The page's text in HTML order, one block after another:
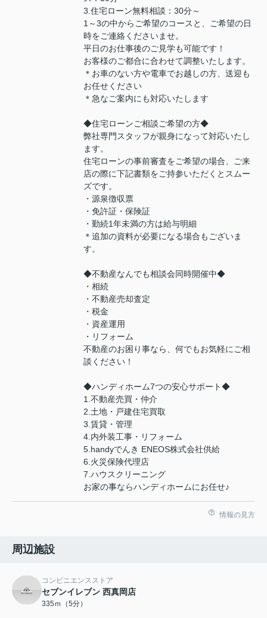
3.住宅ローン無料相談：30分～
1～3の中からご希望のコースと、ご希望の日
時をご連絡くださいませ。
平日のお仕事後のご見学も可能です！
お客様のご都合に合わせて調整いたします。
＊お車のない方や電車でお越しの方、送迎も
お任せください
＊急なご案内にも対応いたします
◆住宅ローンご相談ご希望の方◆
弊社専門スタッフが親身になって対応いたし
ます。
住宅ローンの事前審査をご希望の場合、ご来
店の際に下記書類をご持参いただくとスムー
ズです。
・源泉徴収票
・免許証・保険証
・勤続1年未満の方は給与明細
＊追加の資料が必要になる場合もございま
す。
◆不動産なんでも相談会同時開催中◆
・相続
・不動産売却査定
・税金
・資産運用
・リフォーム
不動産のお困り事なら、何でもお気軽にご相
談ください！
◆ハンディホーム7つの安心サポート◆
1.不動産売買・仲介
2.土地・戸建住宅買取
3.賃貸・管理
4.内外装工事・リフォーム
5.handyでんき ENEOS株式会社供給
6.火災保険代理店
7.ハウスクリーニング
お家の事ならハンディホームにお任せ♪
情報の見方
周辺施設
コンビニエンスストア
セブンイレブン 西真岡店
335ｍ（5分）